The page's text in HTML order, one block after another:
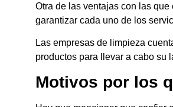
Otra de las ventajas con las
garantizar cada uno de los
Las empresas de limpieza
productos para llevar a cabo su
Motivos por los